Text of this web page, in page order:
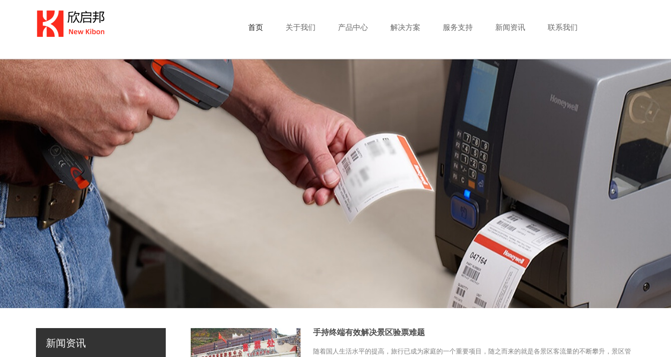
首页 关于我们 产品中心 解决方案 服务支持 新闻资讯 联系我们
手持终端有效解决景区验票难题
随着国人生活水平的提高，旅行已成为家庭的一个重要项目，随之而来的就是各景区客流量的不断攀升，景区管
新闻资讯